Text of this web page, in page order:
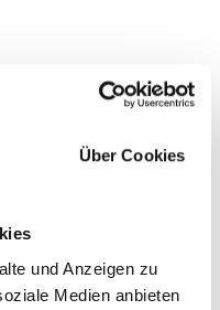
Über Cookies
und Anzeigen zu
Medien anbieten
HILFREICH?